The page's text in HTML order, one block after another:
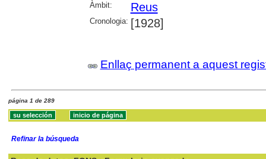
Àmbit: Reus
Cronologia: [1928]
Enllaç permanent a aquest
página 1 de 289
Refinar la búsqueda